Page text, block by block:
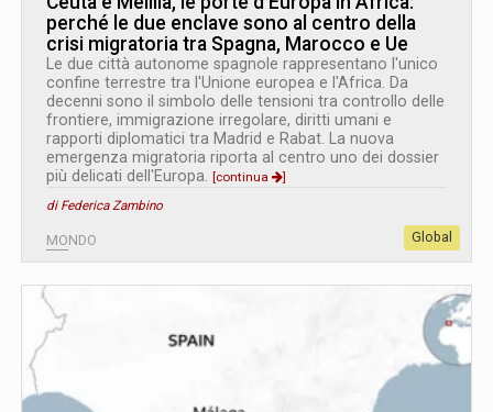
perché le due enclave sono al centro della
crisi migratoria tra Spagna, Marocco e Ue
Le due città autonome spagnole rappresentano l'unico
confine terrestre tra l'Unione europea e l'Africa. Da
decenni sono il simbolo delle tensioni tra controllo delle
frontiere, immigrazione irregolare, diritti umani e
rapporti diplomatici tra Madrid e Rabat. La nuova
emergenza migratoria riporta al centro uno dei dossier
più delicati dell'Europa. [continua
]
di Federica Zambino
MONDO Global